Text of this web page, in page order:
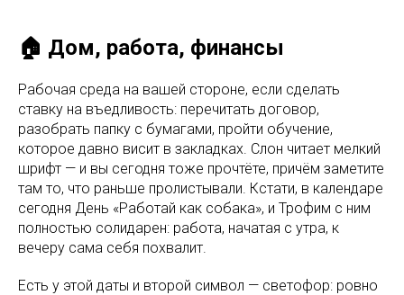
🏠 Дом, работа, финансы
Рабочая среда на вашей стороне, если сделать
ставку на въедливость: перечитать договор,
разобрать папку с бумагами, пройти обучение,
которое давно висит в закладках. Слон читает мелкий
шрифт — и вы сегодня тоже прочтёте, причём заметите
там то, что раньше пролистывали. Кстати, в календаре
сегодня День «Работай как собака», и Трофим с ним
полностью солидарен: работа, начатая с утра, к
вечеру сама себя похвалит.
Есть у этой даты и второй символ — светофор: ровно